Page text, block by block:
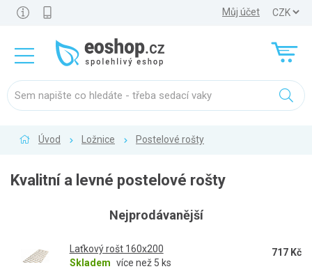
Můj účet
Úvod Ložnice Postelové rošty
Kvalitní a levné postelové rošty
Nejprodávanější
Laťkový rošt 160x200
Skladem více než 5 ks
717 Kč